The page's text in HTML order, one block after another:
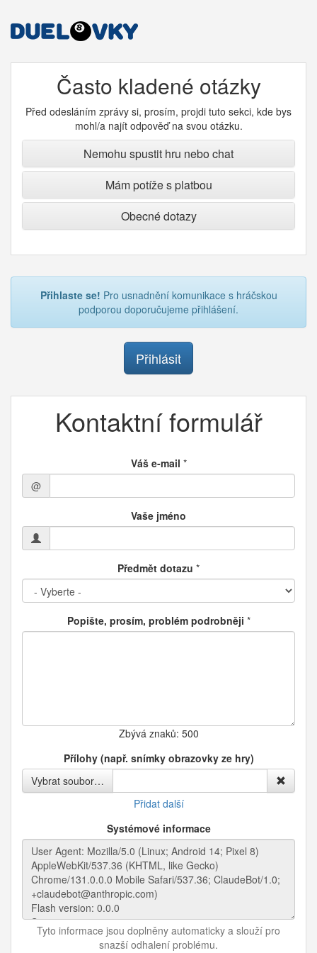
Často kladené otázky
Před odesláním zprávy si, prosím, projdi tuto sekci, kde bys
mohl/a najít odpověď na svou otázku.
Nemohu spustit hru nebo chat
Mám potíže s platbou
Obecné dotazy
Přihlaste se! Pro usnadnění komunikace s hráčskou
podporou doporučujeme přihlášení.
Přihlásit
Kontaktní formulář
Váš e-mail *
@
Vaše jméno
Předmět dotazu *
Popište, prosím, problém podrobněji *
Zbývá znaků: 500
Přílohy (např. snímky obrazovky ze hry)
Vybrat soubor…
Přidat další
Systémové informace
Tyto informace jsou doplněny automaticky a slouží pro
snazší odhalení problému.